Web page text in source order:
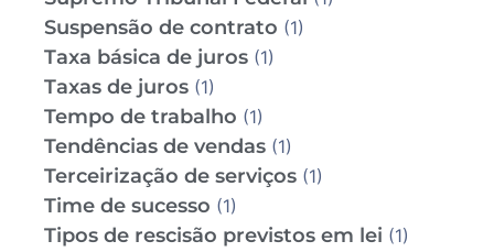
Suspensão de contrato (1)
Taxa básica de juros (1)
Taxas de juros (1)
Tempo de trabalho (1)
Tendências de vendas (1)
Terceirização de serviços (1)
Time de sucesso (1)
Tipos de rescisão previstos em lei (1)